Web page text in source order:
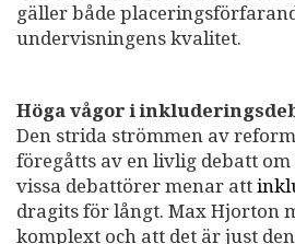
gäller både
undervisningens kvalitet.
Höga vågor i
Den strida strömmen av
föregåtts av en livlig debatt
vissa debattörer menar att
dragits för långt. Max Hjorton
komplext och att det är just